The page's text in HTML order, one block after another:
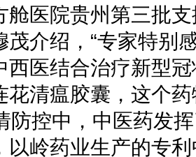
舱医院贵州第三批
茂介绍，“专家特别
西医结合治疗新型
花清瘟胶囊，这个
控中，中医药发
以岭药业生产的专